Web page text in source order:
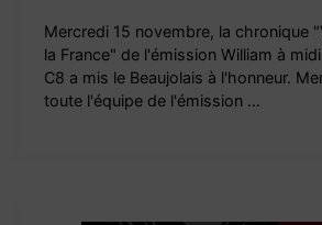
Mercredi 15 novembre, la chronique
la France" de l'émission William à
C8 a mis le Beaujolais à l'honneur.
toute l'équipe de l'émission …